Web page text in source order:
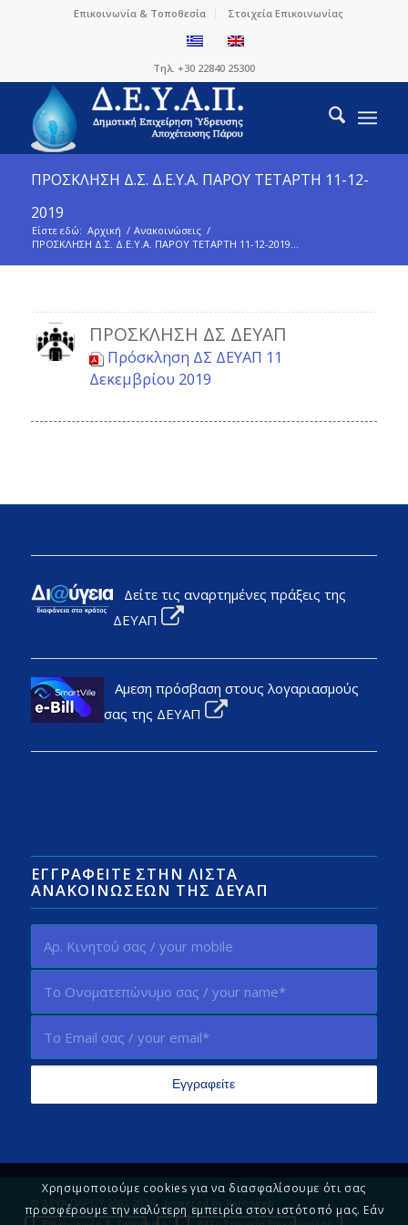
Επικοινωνία & Τοποθεσία Στοιχεία Επικοινωνίας
Τηλ. +30 22840 25300
ΠΡΟΣΚΛΗΣΗ Δ.Σ. Δ.Ε.Υ.Α. ΠΑΡΟΥ ΤΕΤΑΡΤΗ 11-12-
2019
Είστε εδώ: Αρχική / Ανακοινώσεις /
ΠΡΟΣΚΛΗΣΗ Δ.Σ. Δ.Ε.Υ.Α. ΠΑΡΟΥ ΤΕΤΑΡΤΗ 11-12-2019...
ΠΡΌΣΚΛΗΣΗ ΔΣ ΔΕΥΑΠ
Πρόσκληση ΔΣ ΔΕΥΑΠ 11
Δεκεμβρίου 2019
Δείτε τις αναρτημένες πράξεις της
ΔΕΥΑΠ
Αμεση πρόσβαση στους λογαριασμούς
σας της ΔΕΥΑΠ
ΕΓΓΡΑΦΕΊΤΕ ΣΤΗΝ ΛΊΣΤΑ
ΑΝΑΚΟΙΝΏΣΕΩΝ ΤΗΣ ΔΕΥΑΠ
© ΔΕΥΑ ΠΑΡΟΥ 2002-2026 - powered by Parosweb
Χρησιμοποιούμε cookies για να διασφαλίσουμε ότι σας
προσφέρουμε την καλύτερη εμπειρία στον ιστότοπό μας. Εάν